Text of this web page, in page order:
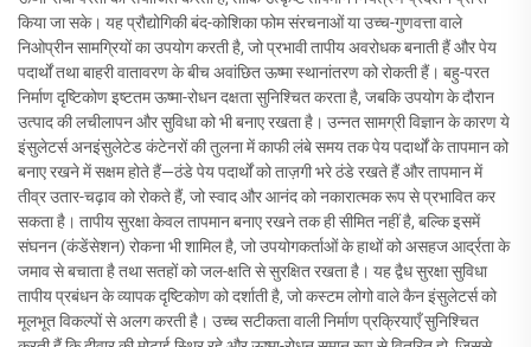
किया जा सके। यह प्रौद्योगिकी बंद-कोशिका फोम संरचनाओं या उच्च-गुणवत्ता वाले
निओप्रीन सामग्रियों का उपयोग करती है, जो प्रभावी तापीय अवरोधक बनाती हैं और पेय
पदार्थों तथा बाहरी वातावरण के बीच अवांछित ऊष्मा स्थानांतरण को रोकती हैं। बहु-परत
निर्माण दृष्टिकोण इष्टतम ऊष्मा-रोधन दक्षता सुनिश्चित करता है, जबकि उपयोग के दौरान
उत्पाद की लचीलापन और सुविधा को भी बनाए रखता है। उन्नत सामग्री विज्ञान के कारण ये
इंसुलेटर्स अनइंसुलेटेड कंटेनरों की तुलना में काफी लंबे समय तक पेय पदार्थों के तापमान को
बनाए रखने में सक्षम होते हैं—ठंडे पेय पदार्थों को ताज़गी भरे ठंडे रखते हैं और तापमान में
तीव्र उतार-चढ़ाव को रोकते हैं, जो स्वाद और आनंद को नकारात्मक रूप से प्रभावित कर
सकता है। तापीय सुरक्षा केवल तापमान बनाए रखने तक ही सीमित नहीं है, बल्कि इसमें
संघनन (कंडेंसेशन) रोकना भी शामिल है, जो उपयोगकर्ताओं के हाथों को असहज आर्द्रता के
जमाव से बचाता है तथा सतहों को जल-क्षति से सुरक्षित रखता है। यह द्वैध सुरक्षा सुविधा
तापीय प्रबंधन के व्यापक दृष्टिकोण को दर्शाती है, जो कस्टम लोगो वाले कैन इंसुलेटर्स को
मूलभूत विकल्पों से अलग करती है। उच्च सटीकता वाली निर्माण प्रक्रियाएँ सुनिश्चित